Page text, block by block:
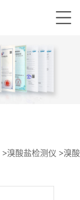
>溴酸盐检测仪 >溴酸